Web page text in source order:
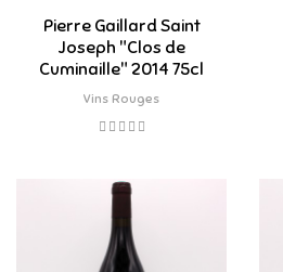
Pierre Gaillard Saint
Joseph "Clos de
Cuminaille" 2014 75cl
Vins Rouges